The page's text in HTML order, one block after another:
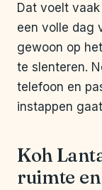
Dat voelt
een volle dag
gewoon op
te slenteren.
telefoon en
instappen
Koh
ruimte